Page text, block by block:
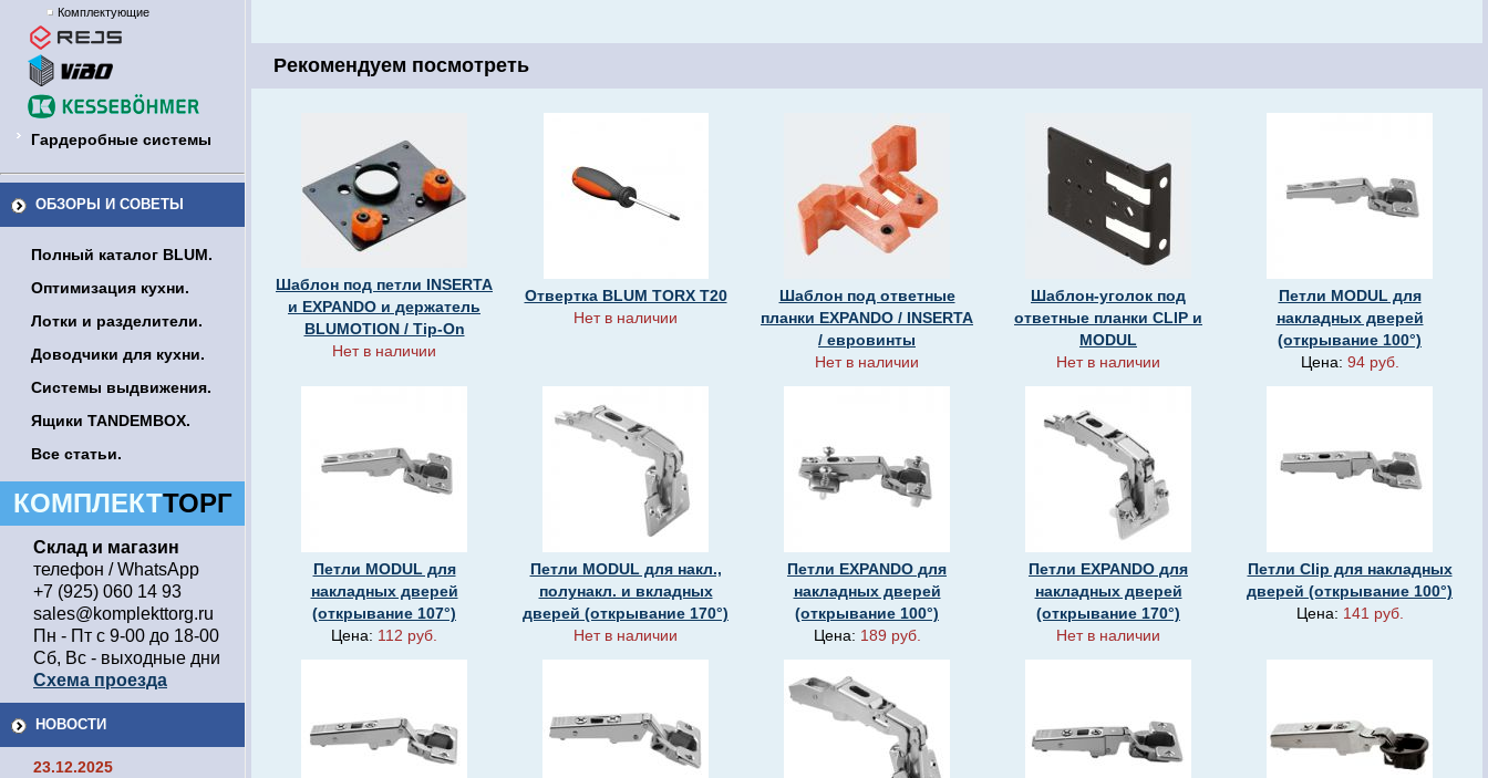
Комплектующие
Гардеробные системы
ОБЗОРЫ И СОВЕТЫ
Полный каталог BLUM.
Оптимизация кухни.
Лотки и разделители.
Доводчики для кухни.
Системы выдвижения.
Ящики TANDEMBOX.
Все статьи.
КОМПЛЕКТТОРГ
Склад и магазин
телефон / WhatsApp
+7 (925) 060 14 93
sales@komplekttorg.ru
Пн - Пт с 9-00 до 18-00
Сб, Вс - выходные дни
Схема проезда
НОВОСТИ
23.12.2025
Рекомендуем посмотреть
Шаблон под петли INSERTA
и EXPANDO и держатель
BLUMOTION / Tip-On
Нет в наличии
Отвертка BLUM TORX T20
Нет в наличии
Шаблон под ответные
планки EXPANDO / INSERTA
/ евровинты
Нет в наличии
Шаблон-уголок под
ответные планки CLIP и
MODUL
Нет в наличии
Петли MODUL для
накладных дверей
(открывание 100°)
Цена: 94 руб.
Петли MODUL для
накладных дверей
(открывание 107°)
Цена: 112 руб.
Петли MODUL для накл.,
полунакл. и вкладных
дверей (открывание 170°)
Нет в наличии
Петли EXPANDO для
накладных дверей
(открывание 100°)
Цена: 189 руб.
Петли EXPANDO для
накладных дверей
(открывание 170°)
Нет в наличии
Петли Clip для накладных
дверей (открывание 100°)
Цена: 141 руб.